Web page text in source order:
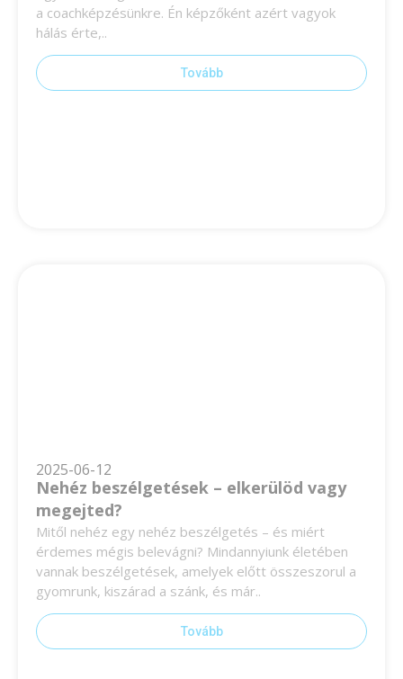
a coachképzésünkre. Én képzőként azért vagyok
hálás érte,..
Tovább
2025-06-12
Nehéz beszélgetések – elkerülöd vagy
megejted?
Mitől nehéz egy nehéz beszélgetés – és miért
érdemes mégis belevágni? Mindannyiunk életében
vannak beszélgetések, amelyek előtt összeszorul a
gyomrunk, kiszárad a szánk, és már..
Tovább